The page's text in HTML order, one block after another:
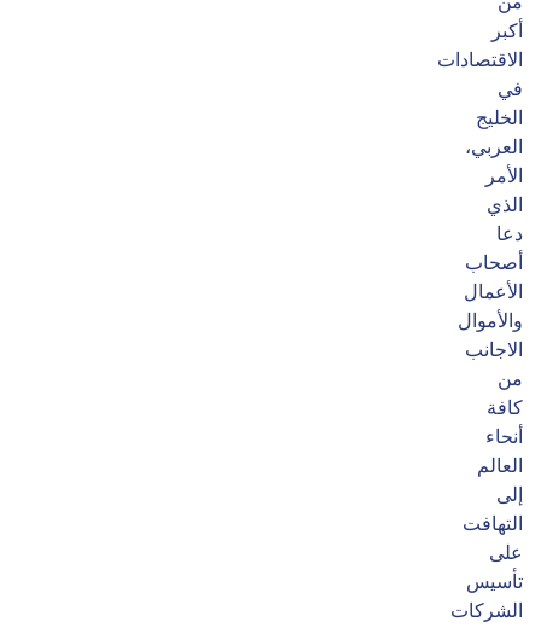
أكبر
الاقتصادات
في
الخليج
العربي،
الأمر
الذي
دعا
أصحاب
الأعمال
والأموال
الاجانب
من
كافة
أنحاء
العالم
إلى
التهافت
على
تأسيس
الشركات